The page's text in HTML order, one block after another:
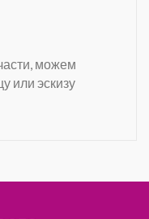
можем
или эскизу